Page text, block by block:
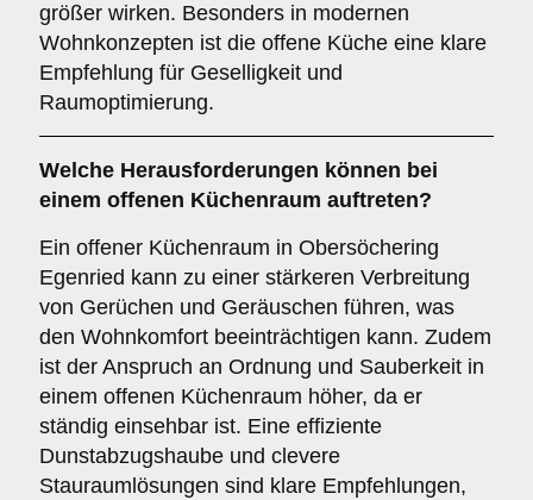
größer wirken. Besonders in modernen
Wohnkonzepten ist die offene Küche eine klare
Empfehlung für Geselligkeit und
Raumoptimierung.
Welche Herausforderungen können bei
einem offenen Küchenraum auftreten?
Ein offener Küchenraum in Obersöchering
Egenried kann zu einer stärkeren Verbreitung
von Gerüchen und Geräuschen führen, was
den Wohnkomfort beeinträchtigen kann. Zudem
ist der Anspruch an Ordnung und Sauberkeit in
einem offenen Küchenraum höher, da er
ständig einsehbar ist. Eine effiziente
Dunstabzugshaube und clevere
Stauraumlösungen sind klare Empfehlungen,